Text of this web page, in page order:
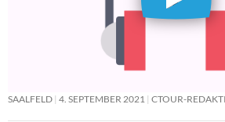
SAALFELD 4. SEPTEMBER 2021 CTOUR-